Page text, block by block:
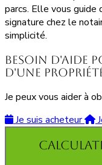
parcs. Elle vous guide
signature chez le
simplicité.
Besoin d'aide
d'une
Je peux vous aider à
Je suis acheteur